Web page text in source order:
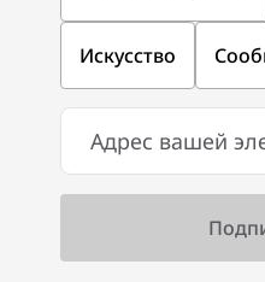
Искусство